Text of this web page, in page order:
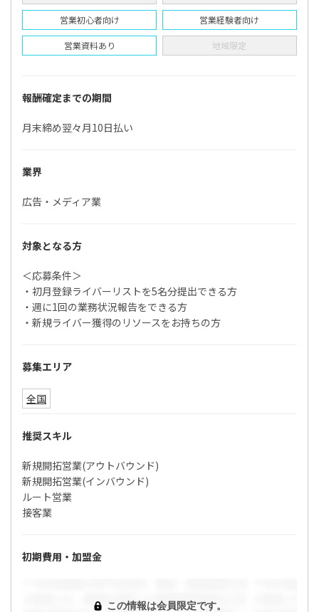
営業初心者向け 営業経験者向け
営業資料あり 地域限定
報酬確定までの期間
月末締め翌々月10日払い
業界
広告・メディア業
対象となる方
＜応募条件＞
・初月登録ライバーリストを5名分提出できる方
・週に1回の業務状況報告をできる方
・新規ライバー獲得のリソースをお持ちの方
募集エリア
全国
推奨スキル
新規開拓営業(アウトバウンド)
新規開拓営業(インバウンド)
ルート営業
接客業
初期費用・加盟金
この情報は会員限定です。